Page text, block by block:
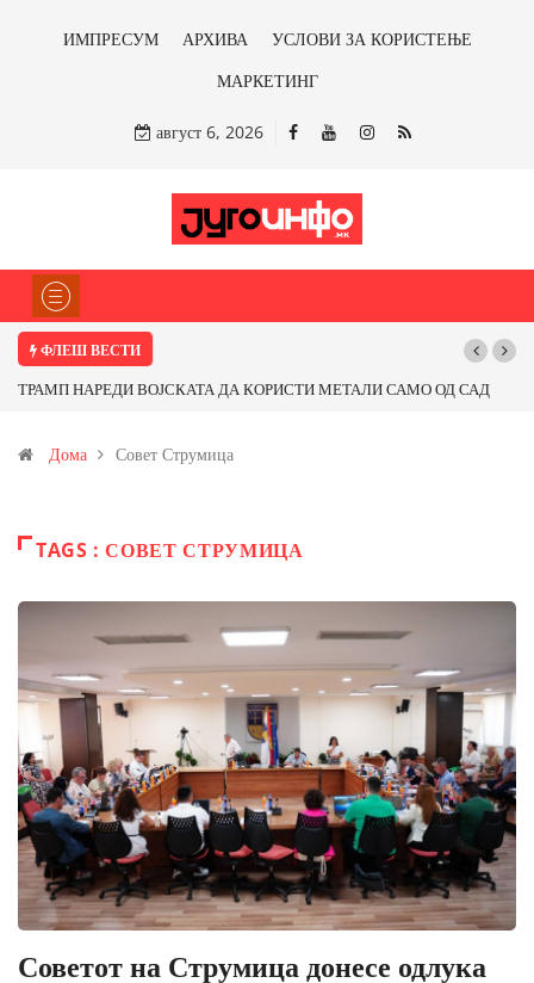
ИМПРЕСУМ АРХИВА
УСЛОВИ ЗА КОРИСТЕЊЕ
МАРКЕТИНГ
август 6, 2026
ФЛЕШ ВЕСТИ
НАРЕДИ ВОЈСКАТА ДА КОРИСТИ МЕТАЛИ САМО ОД САД
и со антимонот?
Почнува
Дома Совет Струмица
TAGS : СОВЕТ СТРУМИЦА
Советот на Струмица донесе одлука